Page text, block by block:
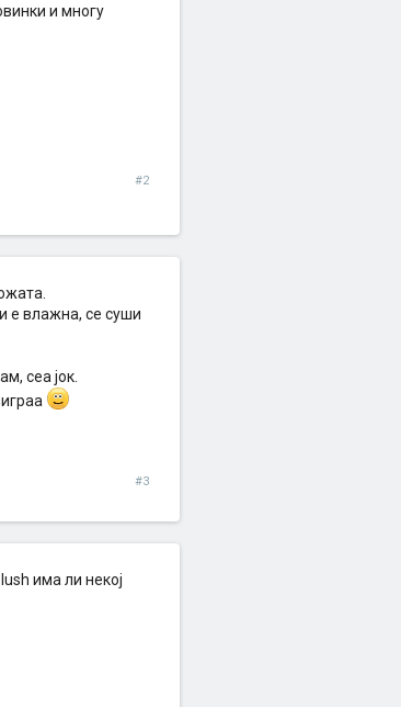
и многу
#2
е влажна, се суши
сеа јок.
#3
има ли некој